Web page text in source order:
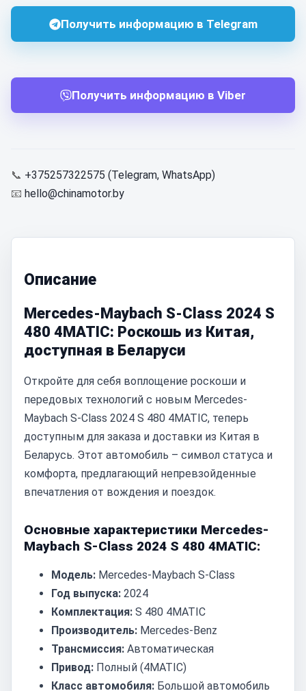
Получить информацию в Telegram
Получить информацию в Viber
📞 +375257322575 (Telegram, WhatsApp)
📧 hello@chinamotor.by
Описание
Mercedes-Maybach S-Class 2024 S
480 4MATIC: Роскошь из Китая,
доступная в Беларуси
Откройте для себя воплощение роскоши и
передовых технологий с новым Mercedes-
Maybach S-Class 2024 S 480 4MATIC, теперь
доступным для заказа и доставки из Китая в
Беларусь. Этот автомобиль – символ статуса и
комфорта, предлагающий непревзойденные
впечатления от вождения и поездок.
Основные характеристики Mercedes-
Maybach S-Class 2024 S 480 4MATIC:
Модель: Mercedes-Maybach S-Class
Год выпуска: 2024
Комплектация: S 480 4MATIC
Производитель: Mercedes-Benz
Трансмиссия: Автоматическая
Привод: Полный (4MATIC)
Класс автомобиля: Большой автомобиль